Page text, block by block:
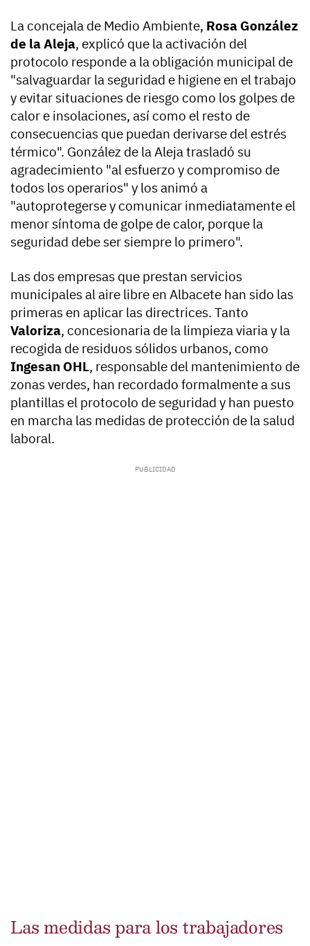
La concejala de Medio Ambiente, Rosa González
de la Aleja, explicó que la activación del
protocolo responde a la obligación municipal de
"salvaguardar la seguridad e higiene en el trabajo
y evitar situaciones de riesgo como los golpes de
calor e insolaciones, así como el resto de
consecuencias que puedan derivarse del estrés
térmico". González de la Aleja trasladó su
agradecimiento "al esfuerzo y compromiso de
todos los operarios" y los animó a
"autoprotegerse y comunicar inmediatamente el
menor síntoma de golpe de calor, porque la
seguridad debe ser siempre lo primero".
Las dos empresas que prestan servicios
municipales al aire libre en Albacete han sido las
primeras en aplicar las directrices. Tanto
Valoriza, concesionaria de la limpieza viaria y la
recogida de residuos sólidos urbanos, como
Ingesan OHL, responsable del mantenimiento de
zonas verdes, han recordado formalmente a sus
plantillas el protocolo de seguridad y han puesto
en marcha las medidas de protección de la salud
laboral.
Las medidas para los trabajadores